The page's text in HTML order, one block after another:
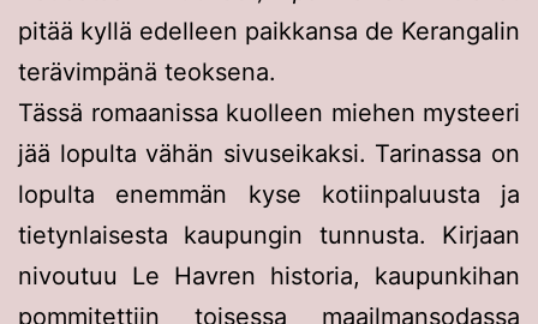
pitää kyllä edelleen paikkansa de Kerangalin
terävimpänä teoksena.
Tässä romaanissa kuolleen miehen mysteeri
jää lopulta vähän sivuseikaksi. Tarinassa on
lopulta enemmän kyse kotiinpaluusta ja
tietynlaisesta kaupungin tunnusta. Kirjaan
nivoutuu Le Havren historia, kaupunkihan
pommitettiin toisessa maailmansodassa